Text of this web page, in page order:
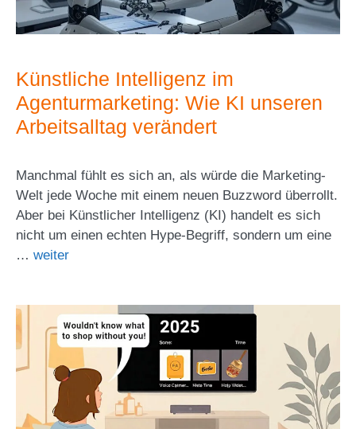
Künstliche Intelligenz im
Agenturmarketing: Wie KI unseren
Arbeitsalltag verändert
Manchmal fühlt es sich an, als würde die Marketing-
Welt jede Woche mit einem neuen Buzzword überrollt.
Aber bei Künstlicher Intelligenz (KI) handelt es sich
nicht um einen echten Hype-Begriff, sondern um eine
… weiter